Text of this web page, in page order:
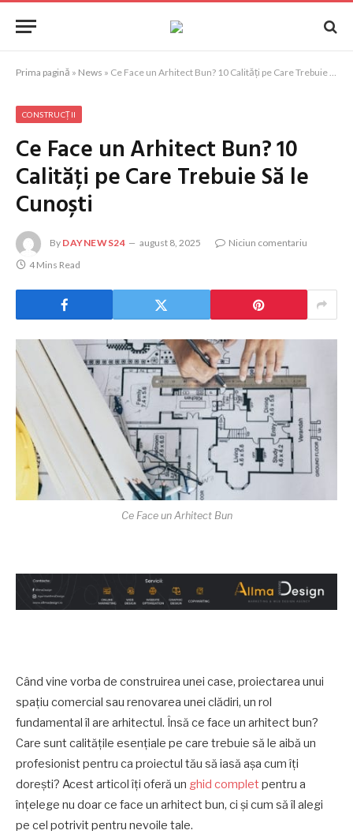
Prima pagină » News » Ce Face un Arhitect Bun? 10 Calități pe Care Trebuie Să le Cunoști
CONSTRUCȚII
Ce Face un Arhitect Bun? 10
Calități pe Care Trebuie Să le
Cunoști
By DAYNEWS24 august 8, 2025
Niciun comentariu
4 Mins Read
Ce Face un Arhitect Bun
Când vine vorba de construirea unei case, proiectarea unui
spațiu comercial sau renovarea unei clădiri, un rol
fundamental îl are arhitectul. Însă ce face un arhitect bun?
Care sunt calitățile esențiale pe care trebuie să le aibă un
profesionist pentru ca proiectul tău să iasă așa cum îți
dorești? Acest articol îți oferă un ghid complet pentru a
înțelege nu doar ce face un arhitect bun, ci și cum să îl alegi
pe cel potrivit pentru nevoile tale.